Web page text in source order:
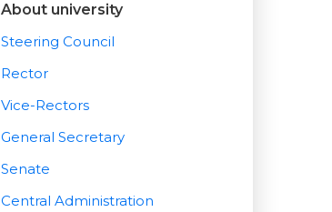
About university
Steering Council
Rector
Vice-Rectors
General Secretary
Senate
Central Administration